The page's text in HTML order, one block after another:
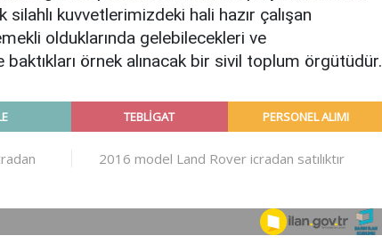
kuvvetlerimizdeki hali hazır çalışan
olduklarında gelebilecekleri ve
baktıkları örnek alınacak bir sivil toplum örgütüdür.